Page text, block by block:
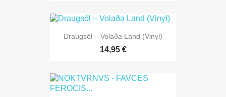
Draugsól – Volaða Land (Vinyl)
14,95 €